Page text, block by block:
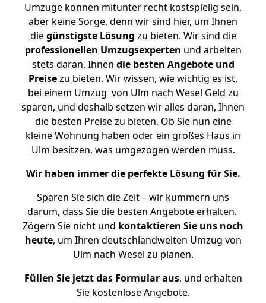
Umzüge können mitunter recht kostspielig sein,
aber keine Sorge, denn wir sind hier, um Ihnen
diegünstigste Lösung zu bieten. Wir sind die
professionellen Umzugsexperten und arbeiten
stets daran, Ihnen die besten Angebote und
Preisezu bieten. Wir wissen, wie wichtig es ist,
bei einem Umzug von Ulm nach Wesel Geld zu
sparen, und deshalb setzen wir alles daran, Ihnen
die besten Preise zu bieten. Ob Sie nun eine
kleine Wohnung haben oder ein großes Haus in
Ulm besitzen, was umgezogen werden muss.
Wir haben immer die perfekte Lösung für Sie.
Sparen Sie sich die Zeit – wir kümmern uns
darum, dass Sie die besten Angebote erhalten.
Zögern Sie nicht und kontaktieren Sie uns noch
heute, um Ihren deutschlandweiten Umzug von
Ulm nach Wesel zu planen.
Füllen Sie jetzt das Formular aus, und erhalten
Sie kostenlose Angebote.